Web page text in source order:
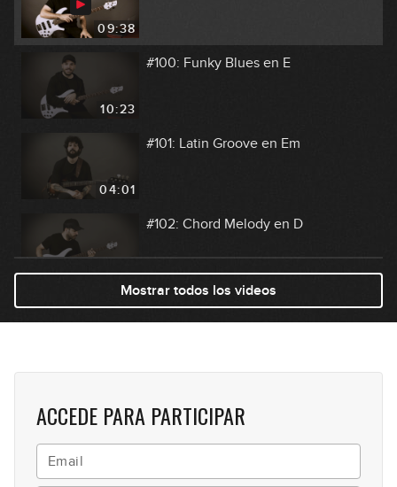
09:38
10:23
#100: Funky Blues en E
04:01
#101: Latin Groove en Em
11:14
#102: Chord Melody en D
#103: Rock Riff en F#m
Mostrar todos los videos
ACCEDE PARA PARTICIPAR